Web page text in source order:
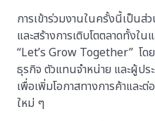
การเข้าร่วมงานในครั้งนี้เป็น
และสร้างการเติบโตตลาดทั้งใน
“Let’s Grow Together” โด
ธุรกิจ ตัวแทนจำหน่าย และผู้ปร
เพื่อเพิ่มโอกาสทางการค้าและ
ใหม่ ๆ